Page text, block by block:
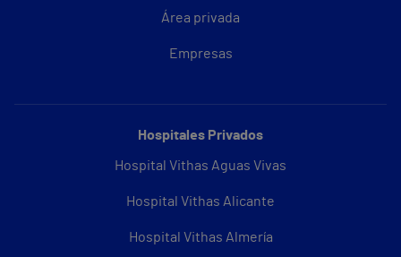
Área privada
Empresas
Hospitales Privados
Hospital Vithas Aguas Vivas
Hospital Vithas Alicante
Hospital Vithas Almería